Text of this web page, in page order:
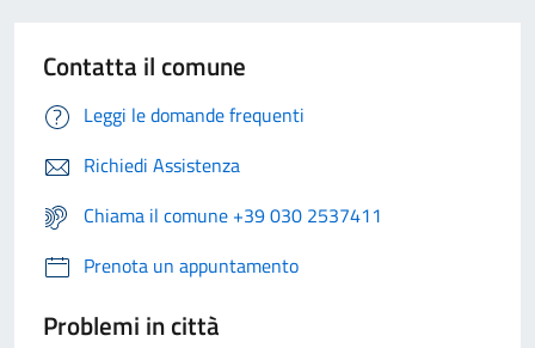
Contatta il comune
Leggi le domande frequenti
Richiedi Assistenza
Chiama il comune +39 030 2537411
Prenota un appuntamento
Problemi in città